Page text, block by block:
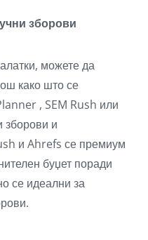
зборови
можете да
како што се
, SEM Rush или
зборови и
и Ahrefs се премиум
буџет поради
се идеални за